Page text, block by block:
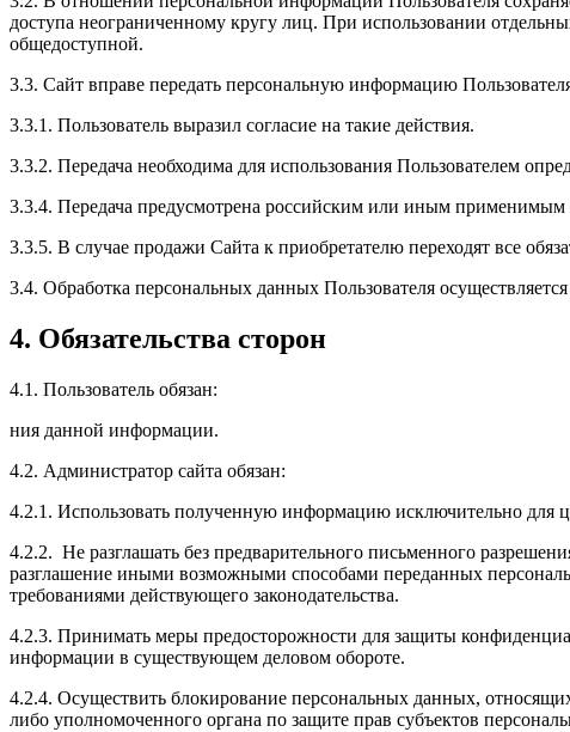
доступа неограниченному кругу лиц. При использовании
общедоступной.
3.3. Сайт вправе передать персональную информацию
3.3.1. Пользователь выразил согласие на такие действия.
3.3.2. Передача необходима для использования Пользователем
3.3.4. Передача предусмотрена российским или иным применимым
3.3.5. В случае продажи Сайта к приобретателю переходят все
3.4. Обработка персональных данных Пользователя
4. Обязательства сторон
4.1. Пользователь обязан:
ния данной информации.
4.2. Администратор сайта обязан:
4.2.1. Использовать полученную информацию исключительно для
4.2.2. Не разглашать без предварительного письменного
разглашение иными возможными способами переданных
требованиями действующего законодательства.
4.2.3. Принимать меры предосторожности для защиты
информации в существующем деловом обороте.
4.2.4. Осуществить блокирование персональных данных,
либо уполномоченного органа по защите прав субъектов